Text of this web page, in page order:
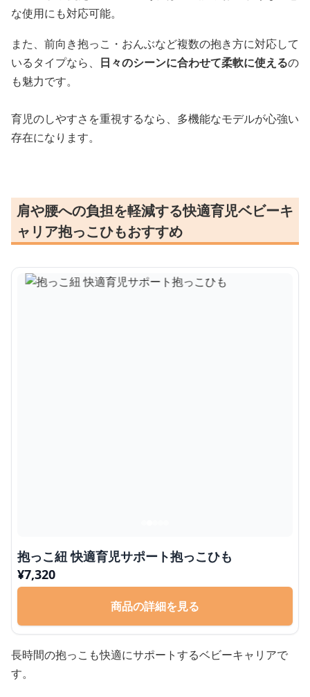
な使用にも対応可能。
また、前向き抱っこ・おんぶなど複数の抱き方に対応して
いるタイプなら、 日々のシーンに合わせて柔軟に使えるの
も魅力です。
育児のしやすさを重視するなら、多機能なモデルが心強い
存在になります。
肩や腰への負担を軽減する快適育児ベビーキ
ャリア抱っこひもおすすめ
抱っこ紐 快適育児サポート抱っこひも
¥7,320
商品の詳細を見る
長時間の抱っこも快適にサポートするベビーキャリアで
す。